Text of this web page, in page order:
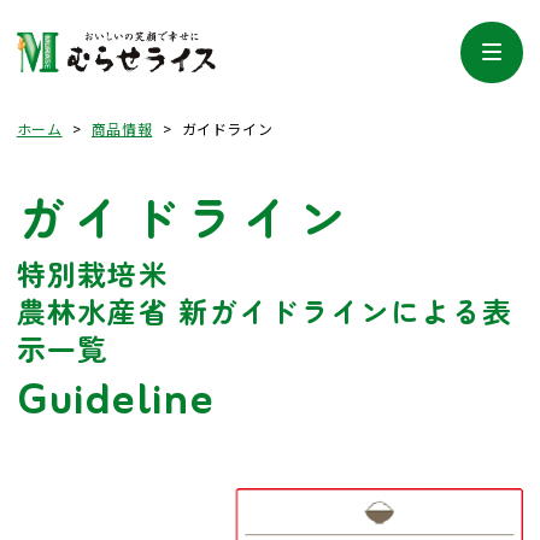
ホーム > 商品情報 > ガイドライン
ガイドライン
特別栽培米
農林水産省 新ガイドラインによる表
示一覧
Guideline